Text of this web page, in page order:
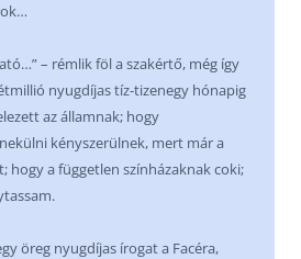
– rémlik föl a szakértő, még így
nyugdíjas tíz-tizenegy hónapig
az államnak; hogy
kényszerülnek, mert már a
hogy a független színházaknak coki;
öreg nyugdíjas írogat a Facéra,